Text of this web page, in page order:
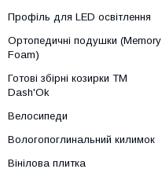
Профіль для LED освітлення
Ортопедичні подушки (Memory
Foam)
Готові збірні козирки ТМ
Dash'Ok
Велосипеди
Вологопоглинальний килимок
Вінілова плитка